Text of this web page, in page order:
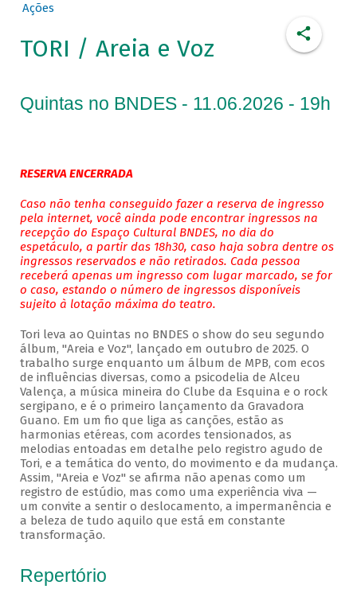
Ações
TORI / Areia e Voz
Quintas no BNDES - 11.06.2026 - 19h
RESERVA ENCERRADA
Caso não tenha conseguido fazer a reserva de ingresso
pela internet, você ainda pode encontrar ingressos na
recepção do Espaço Cultural BNDES, no dia do
espetáculo, a partir das 18h30, caso haja sobra dentre os
ingressos reservados e não retirados. Cada pessoa
receberá apenas um ingresso com lugar marcado, se for
o caso, estando o número de ingressos disponíveis
sujeito à lotação máxima do teatro.
Tori leva ao Quintas no BNDES o show do seu segundo
álbum, "Areia e Voz", lançado em outubro de 2025. O
trabalho surge enquanto um álbum de MPB, com ecos
de influências diversas, como a psicodelia de Alceu
Valença, a música mineira do Clube da Esquina e o rock
sergipano, e é o primeiro lançamento da Gravadora
Guano. Em um fio que liga as canções, estão as
harmonias etéreas, com acordes tensionados, as
melodias entoadas em detalhe pelo registro agudo de
Tori, e a temática do vento, do movimento e da mudança.
Assim, "Areia e Voz" se afirma não apenas como um
registro de estúdio, mas como uma experiência viva —
um convite a sentir o deslocamento, a impermanência e
a beleza de tudo aquilo que está em constante
transformação.
Repertório